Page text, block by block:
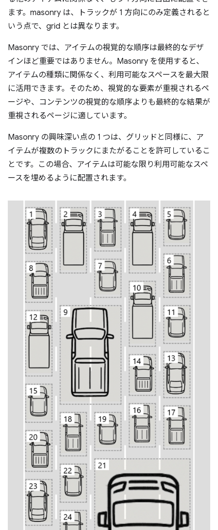
ます。masonry は、トラックが 1 方向にのみ定義されると
いう点で、grid とは異なります。
Masonry では、アイテムの視覚的な順序は最終的なデザ
インほど重要ではありません。Masonry を使用すると、
アイテムの種類に関係なく、利用可能なスペースを最大限
に活用できます。そのため、視覚的な要素が重視されるペ
ージや、コンテンツの視覚的な順序よりも最終的な結果が
重視されるページに適しています。
Masonry の興味深い点の 1 つは、グリッドと同様に、ア
イテムが複数のトラックにまたがることを許可しているこ
とです。この場合、アイテムは可能な限り利用可能なスペ
ースを埋めるように配置されます。